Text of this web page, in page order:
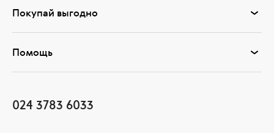
Покупай выгодно
Помощь
024 3783 6033